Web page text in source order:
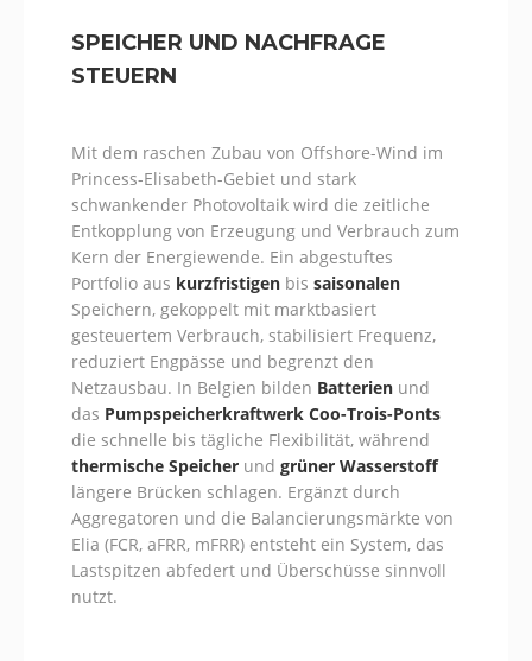
SPEICHER UND NACHFRAGE
STEUERN
Mit dem raschen Zubau von Offshore-Wind im
Princess-Elisabeth-Gebiet und stark
schwankender Photovoltaik wird die zeitliche
Entkopplung von Erzeugung und Verbrauch zum
Kern der Energiewende. Ein abgestuftes
Portfolio aus kurzfristigen bis saisonalen
Speichern, gekoppelt mit marktbasiert
gesteuertem Verbrauch, stabilisiert Frequenz,
reduziert Engpässe und begrenzt den
Netzausbau. In Belgien bilden Batterien und
das Pumpspeicherkraftwerk Coo-Trois-Ponts
die schnelle bis tägliche Flexibilität, während
thermische Speicher und grüner Wasserstoff
längere Brücken schlagen. Ergänzt durch
Aggregatoren und die Balancierungsmärkte von
Elia (FCR, aFRR, mFRR) entsteht ein System, das
Lastspitzen abfedert und Überschüsse sinnvoll
nutzt.